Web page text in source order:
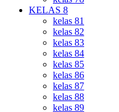
KELAS 8
kelas 81
kelas 82
kelas 83
kelas 84
kelas 85
kelas 86
kelas 87
kelas 88
kelas 89